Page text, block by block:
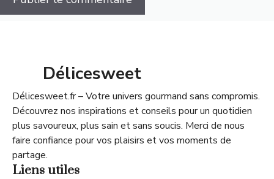
Délicesweet
Délicesweet.fr – Votre univers gourmand sans compromis.
Découvrez nos inspirations et conseils pour un quotidien
plus savoureux, plus sain et sans soucis. Merci de nous
faire confiance pour vos plaisirs et vos moments de
partage.
Liens utiles